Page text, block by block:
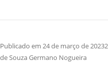
Publicado em 24 de março de 2023
de Souza Germano Nogueira